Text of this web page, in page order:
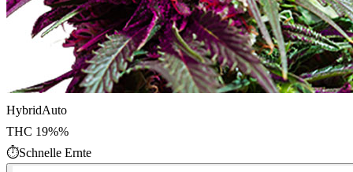
HybridAuto
THC 19%%
⏱Schnelle Ernte